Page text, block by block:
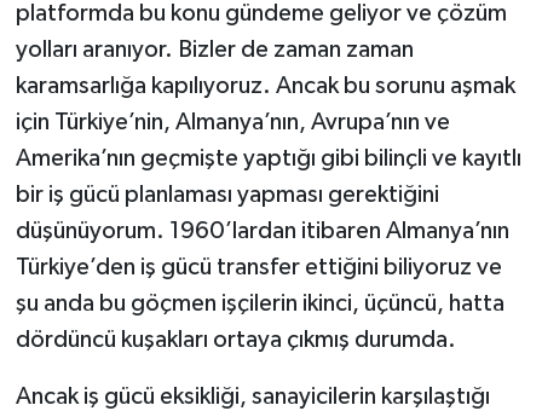
platformda bu konu gündeme geliyor ve çözüm
yolları aranıyor. Bizler de zaman zaman
karamsarlığa kapılıyoruz. Ancak bu sorunu aşmak
için Türkiye’nin, Almanya’nın, Avrupa’nın ve
Amerika’nın geçmişte yaptığı gibi bilinçli ve kayıtlı
bir iş gücü planlaması yapması gerektiğini
düşünüyorum. 1960’lardan itibaren Almanya’nın
Türkiye’den iş gücü transfer ettiğini biliyoruz ve
şu anda bu göçmen işçilerin ikinci, üçüncü, hatta
dördüncü kuşakları ortaya çıkmış durumda.
Ancak iş gücü eksikliği, sanayicilerin karşılaştığı